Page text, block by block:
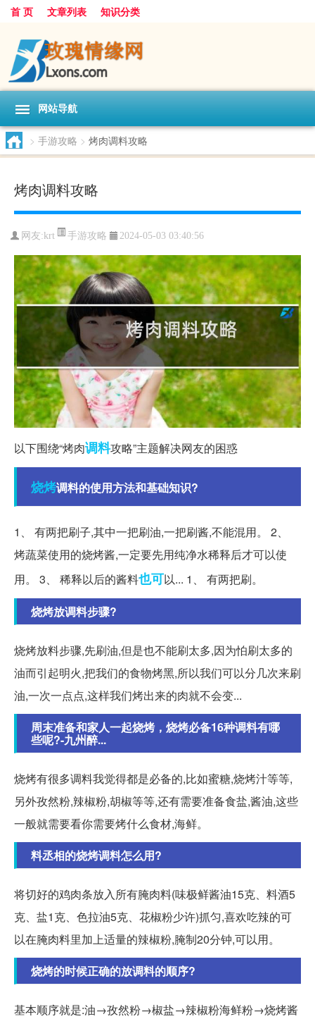
首 页 文章列表 知识分类
网站导航
> 手游攻略 > 烤肉调料攻略
烤肉调料攻略
网友: krt 手游攻略 2024-05-03 03:40:56
以下围绕“烤肉调料攻略”主题解决网友的困惑
烧烤调料的使用方法和基础知识?
1、 有两把刷子,其中一把刷油,一把刷酱,不能混用。 2、
烤蔬菜使用的烧烤酱,一定要先用纯净水稀释后才可以使
用。 3、 稀释以后的酱料也可以... 1、 有两把刷。
烧烤放调料步骤?
烧烤放料步骤,先刷油,但是也不能刷太多,因为怕刷太多的
油而引起明火,把我们的食物烤黑,所以我们可以分几次来刷
油,一次一点点,这样我们烤出来的肉就不会变...
周末准备和家人一起烧烤，烧烤必备16种调料有哪
些呢?-九州醉...
烧烤有很多调料我觉得都是必备的,比如蜜糖,烧烤汁等等,
另外孜然粉,辣椒粉,胡椒等等,还有需要准备食盐,酱油,这些
一般就需要看你需要烤什么食材,海鲜。
料丞相的烧烤调料怎么用?
将切好的鸡肉条放入所有腌肉料(味极鲜酱油15克、料酒5
克、盐1克、色拉油5克、花椒粉少许)抓匀,喜欢吃辣的可
以在腌肉料里加上适量的辣椒粉,腌制20分钟,可以用。
烧烤的时候正确的放调料的顺序?
基本顺序就是:油→孜然粉→椒盐→辣椒粉海鲜粉→烧烤酱